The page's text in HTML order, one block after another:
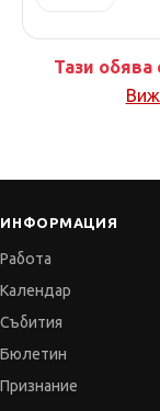
Тази обява
ИНФОРМАЦИЯ
Работа
Календар
Събития
Бюлетин
Признание